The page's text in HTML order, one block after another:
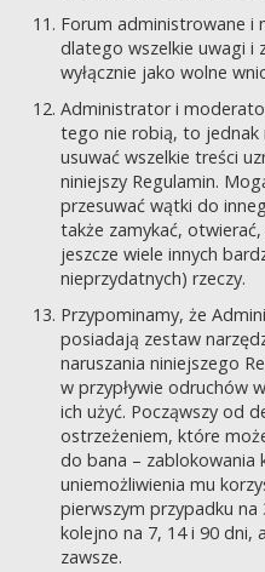
Forum administrowane i
dlatego wszelkie uwagi i
wyłącznie jako wolne
Administrator i
tego nie robią, to
usuwać wszelkie treści
niniejszy Regulamin.
przesuwać wątki do
także zamykać,
jeszcze wiele innych
nieprzydatnych) rzeczy.
Przypominamy, że
posiadają zestaw
naruszania niniejszego
w przypływie odruchów
ich użyć. Począwszy od
ostrzeżeniem, które
do bana – zablokowania
uniemożliwienia mu
pierwszym przypadku
kolejno na 7, 14 i 90 dni,
zawsze.